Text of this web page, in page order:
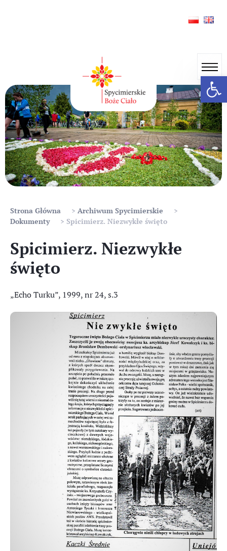
Strona Główna > Archiwum Spycimierskie
>
Dokumenty
> Spicimierz. Niezwykłe święto
Spicimierz. Niezwykłe
święto
„Echo Turku”, 1999, nr 24, s.3